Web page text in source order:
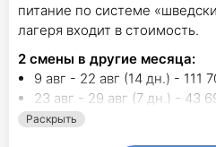
питание по системе
лагеря входит в стоимость.
2 смены в другие месяца:
9 авг - 22 авг (14 дн.) - 111
23 авг - 29 авг (7 дн.) - 43
Раскрыть